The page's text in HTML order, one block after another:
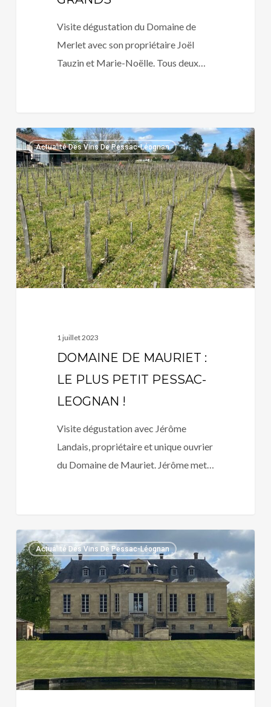
Visite dégustation du Domaine de
Merlet avec son propriétaire Joël
Tauzin et Marie-Noëlle. Tous deux…
DOMAINE
DE
MAURIET
:
LE
PLUS
PETIT
PESSAC-
LEOGNAN
Actualité Des Vins De Pessac-Léognan
1 juillet 2023
DOMAINE DE MAURIET :
LE PLUS PETIT PESSAC-
LEOGNAN !
Visite dégustation avec Jérôme
Landais, propriétaire et unique ouvrier
du Domaine de Mauriet. Jérôme met…
CHATEAU
LA
LOUVIERE
:
UN
PESSAC-
LEOGNAN
INCONTOURNABLE
Actualité Des Vins De Pessac-Léognan